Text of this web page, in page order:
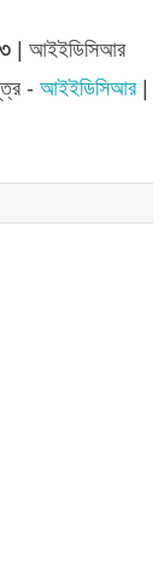
| আইইডিসিআর
- আইইডিসিআর|